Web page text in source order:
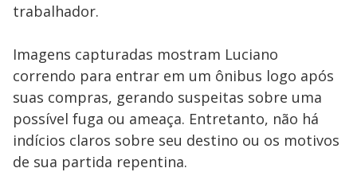
trabalhador.
Imagens capturadas mostram Luciano
correndo para entrar em um ônibus logo após
suas compras, gerando suspeitas sobre uma
possível fuga ou ameaça. Entretanto, não há
indícios claros sobre seu destino ou os motivos
de sua partida repentina.